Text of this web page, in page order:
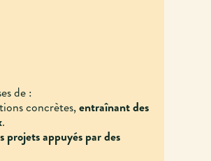
de :
concrètes,entraînant des
.
projets appuyés par des